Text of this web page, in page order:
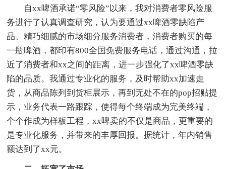
自xx啤酒承诺“零风险”以来，我对消费者零风险服
务进行了认真调查研究，认为要通过xx啤酒零缺陷产
品、精巧细腻的市场细分服务消费者，消费者购买的每
一瓶啤酒，都印有800全国免费服务电话，通过沟通，拉
近了消费者和xx之间的距离，进一步强化了xx啤酒零缺
陷的品质。我通过专业化的服务，及时帮助xx加速走
货，从商品陈列到货柜展示，再到无处不在的pop招贴提
示，业务代表一路跟踪，使得每个终端成为完美终端，
个个作成为样板工程，xx啤卖的不仅是商品，更重要的
是专业化服务，并带来的丰厚回报。据统计，年内销售
额达到了xx元。